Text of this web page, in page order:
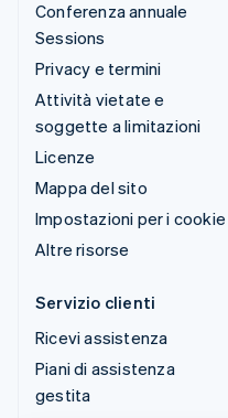
Conferenza annuale
Sessions
Privacy e termini
Attività vietate e
soggette a limitazioni
Licenze
Mappa del sito
Impostazioni per i cookie
Altre risorse
Servizio clienti
Ricevi assistenza
Piani di assistenza
gestita